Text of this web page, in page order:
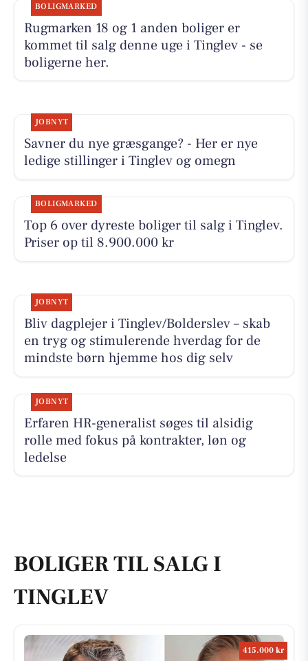
BOLIGMARKED
Rugmarken 18 og 1 anden boliger er
kommet til salg denne uge i Tinglev - se
boligerne her.
JOBNYT
Savner du nye græsgange? - Her er nye
ledige stillinger i Tinglev og omegn
BOLIGMARKED
Top 6 over dyreste boliger til salg i Tinglev.
Priser op til 8.900.000 kr
JOBNYT
Bliv dagplejer i Tinglev/Bolderslev – skab
en tryg og stimulerende hverdag for de
mindste børn hjemme hos dig selv
JOBNYT
Erfaren HR-generalist søges til alsidig
rolle med fokus på kontrakter, løn og
ledelse
BOLIGER TIL SALG I
TINGLEV
415.000 kr